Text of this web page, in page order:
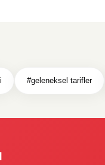
#geleneksel tarifler